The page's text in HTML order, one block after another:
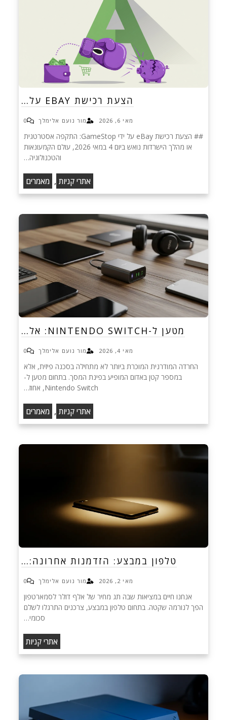
הצעת רכישת EBAY על…
מאי 6, 2026 מור נועם אלימלך 0
## הצעת רכישת eBay על ידי GameStop: התקפה אסטרטגית
או מהלך הישרדות נואש ביום 4 במאי 2026, עולם הקמעונאות
והטכנולוגיה…
אתרי קניות , מאמרים
מטען ל-NINTENDO SWITCH: אל…
מאי 4, 2026 מור נועם אלימלך 0
החרדה המודרנית המוכרת ביותר לא מתחילה בסכנה פיזית, אלא
במספר קטן באדום המופיע בפינת המסך. בתחום מטען ל-
Nintendo Switch, אחוז…
אתרי קניות , מאמרים
טלפון במבצע: הזדמנות אחרונה:…
מאי 2, 2026 מור נועם אלימלך 0
אנחנו חיים במציאות שבה תג מחיר של אלף דולר לסמארטפון
הפך לנורמה שקטה. בתחום טלפון במבצע, צרכנים התרגלו לשלם
סכומי…
אתרי קניות